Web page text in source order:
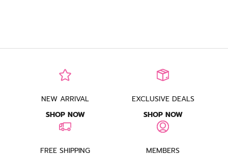
NEW ARRIVAL
SHOP NOW
EXCLUSIVE DEALS
SHOP NOW
FREE SHIPPING
MEMBERS